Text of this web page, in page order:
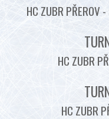
HC ZUBR PŘEROV
HC ZUBR
HC ZUBR